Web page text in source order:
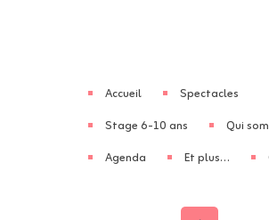
Accueil
Spectacles
Stage 6-10 ans
Qui
Agenda
Et plus…